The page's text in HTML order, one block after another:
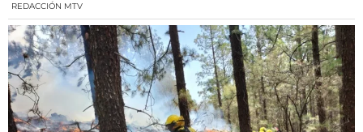
REDACCIÓN MTV